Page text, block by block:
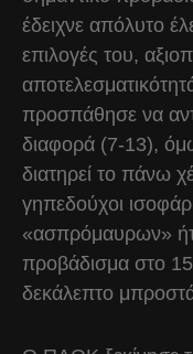
έδειχνε απόλυτο
επιλογές του,
προσπάθησε να
διαφορά (7-13),
διατηρεί το πάνω
γηπεδούχοι
«ασπρόμαυρων»
προβάδισμα στο
δεκάλεπτο